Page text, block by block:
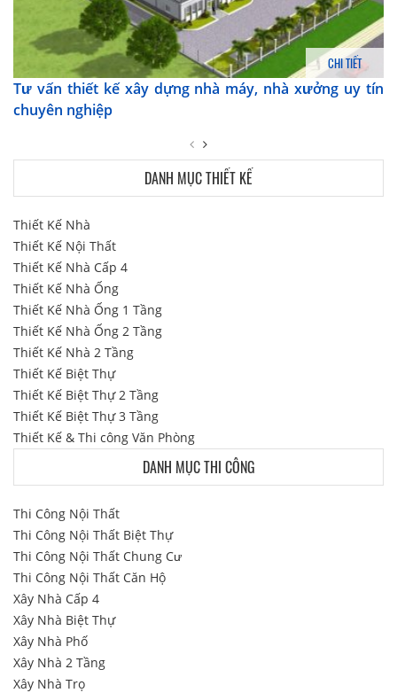
CHI TIẾT
Tư vấn thiết kế xây dựng nhà máy, nhà xưởng uy tín
chuyên nghiệp
DANH MỤC THIẾT KẾ
Thiết Kế Nhà
Thiết Kế Nội Thất
Thiết Kế Nhà Cấp 4
Thiết Kế Nhà Ống
Thiết Kế Nhà Ống 1 Tầng
Thiết Kế Nhà Ống 2 Tầng
Thiết Kế Nhà 2 Tầng
Thiết Kế Biệt Thự
Thiết Kế Biệt Thự 2 Tầng
Thiết Kế Biệt Thự 3 Tầng
Thiết Kế & Thi công Văn Phòng
DANH MỤC THI CÔNG
Thi Công Nội Thất
Thi Công Nội Thất Biệt Thự
Thi Công Nội Thất Chung Cư
Thi Công Nội Thất Căn Hộ
Xây Nhà Cấp 4
Xây Nhà Biệt Thự
Xây Nhà Phố
Xây Nhà 2 Tầng
Xây Nhà Trọ